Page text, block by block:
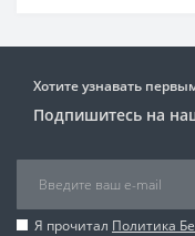
Хотите узнавать
Подпишитесь на
Я прочитал Политика